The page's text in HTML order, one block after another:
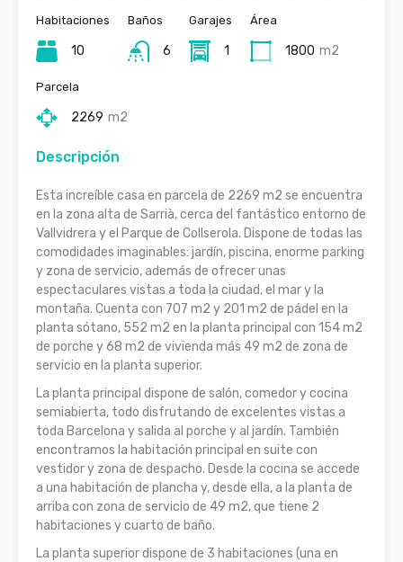
Habitaciones
10
Baños
6
Garajes
1
Área
1800 m2
Parcela
2269 m2
Descripción
Esta increíble casa en parcela de 2269 m2 se encuentra
en la zona alta de Sarrià, cerca del fantástico entorno de
Vallvidrera y el Parque de Collserola. Dispone de todas las
comodidades imaginables: jardín, piscina, enorme parking
y zona de servicio, además de ofrecer unas
espectaculares vistas a toda la ciudad, el mar y la
montaña. Cuenta con 707 m2 y 201 m2 de pádel en la
planta sótano, 552 m2 en la planta principal con 154 m2
de porche y 68 m2 de vivienda más 49 m2 de zona de
servicio en la planta superior.
La planta principal dispone de salón, comedor y cocina
semiabierta, todo disfrutando de excelentes vistas a
toda Barcelona y salida al porche y al jardín. También
encontramos la habitación principal en suite con
vestidor y zona de despacho. Desde la cocina se accede
a una habitación de plancha y, desde ella, a la planta de
arriba con zona de servicio de 49 m2, que tiene 2
habitaciones y cuarto de baño.
La planta superior dispone de 3 habitaciones (una en